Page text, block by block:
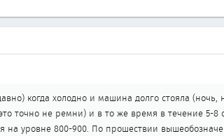
когда холодно и машина долго стояла
точно не ремни) и в то же время в течение 5-8
на уровне 800-900. По прошествии